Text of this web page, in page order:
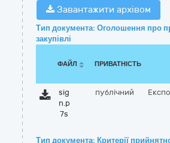
Завантажити архівом
Тип документа: Оголошення про
закупівлі
ФАЙЛ ПРИВАТНІСТЬ
sig
n.p
7s
публічний
Тип документа: Критерії